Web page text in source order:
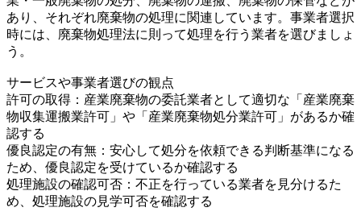
あり、それぞれ廃棄物の処理に関連しています。事業者選択
時には、廃棄物処理法に則って処理を行う業者を選びましょ
う。
サービスや事業者選びの観点
許可の取得：産業廃棄物の委託業者として適切な「産業廃棄
物収集運搬業許可」や「産業廃棄物処分業許可」があるか確
認する
優良認定の有無：安心して処分を依頼できる判断基準になる
ため、優良認定を受けているか確認する
処理施設の確認可否：不正を行っている業者を見分けるた
め、処理施設の見学可否を確認する